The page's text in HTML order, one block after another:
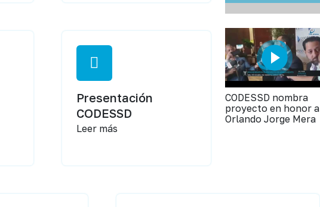
Presentación
CODESSD
Leer más
CODESSD nombra
proyecto en honor a
Orlando Jorge Mera